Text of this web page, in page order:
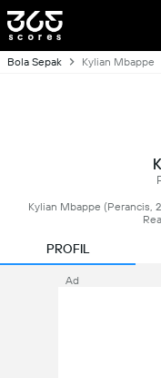
Bola Sepak Kylian Mbappe
Kylian Mbappe (Perancis,
PROFIL
Ad